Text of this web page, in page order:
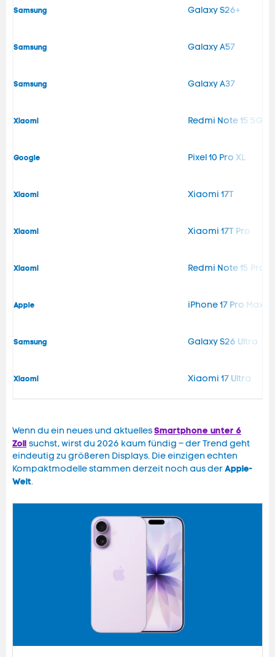
Samsung Galaxy S26+
Samsung Galaxy A57
Samsung Galaxy A37
Xiaomi Redmi Note 15 5G
Google Pixel 10 Pro XL
Xiaomi Xiaomi 17T
Xiaomi Xiaomi 17T Pro
Xiaomi Redmi Note 15 Pro
Apple iPhone 17 Pro Max
Samsung Galaxy S26 Ultra
Xiaomi Xiaomi 17 Ultra
Wenn du ein neues und aktuellesSmartphone unter 6
Zoll suchst, wirst du 2026 kaum fündig – der Trend geht
eindeutig zu größeren Displays. Die einzigen echten
Kompaktmodelle stammen derzeit noch aus derApple-
Welt.